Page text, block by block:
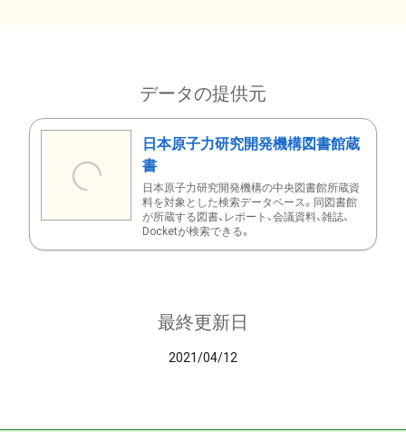
データの提供元
日本原子力研究開発機構図書館蔵
書
日本原子力研究開発機構の中央図書館所蔵資
料を対象とした検索データベース。同図書館
が所蔵する図書、レポート、会議資料、雑誌、
Docketが検索できる。
最終更新日
2021/04/12